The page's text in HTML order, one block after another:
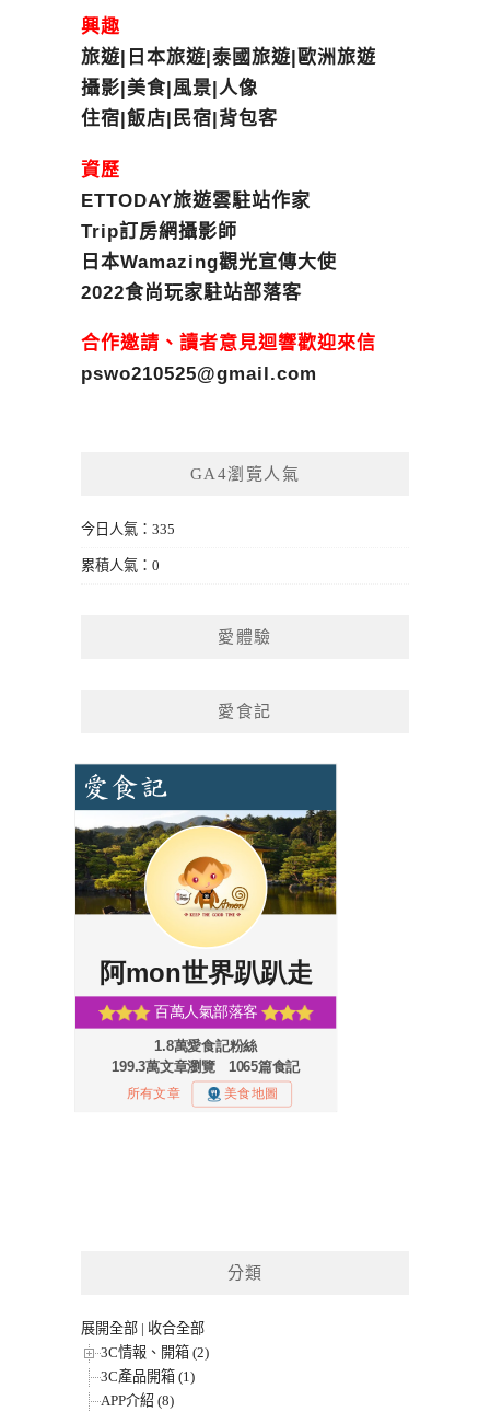
興趣
旅遊|日本旅遊|泰國旅遊|歐洲旅遊
攝影|美食|風景|人像
住宿|飯店|民宿|背包客
資歷
ETTODAY旅遊雲駐站作家
Trip訂房網攝影師
日本Wamazing觀光宣傳大使
2022食尚玩家駐站部落客
合作邀請、讀者意見迴響歡迎來信
pswo210525@gmail.com
GA4瀏覽人氣
今日人氣：335
累積人氣：0
愛體驗
愛食記
分類
展開全部 | 收合全部
3C情報、開箱 (2)
3C產品開箱 (1)
APP介紹 (8)